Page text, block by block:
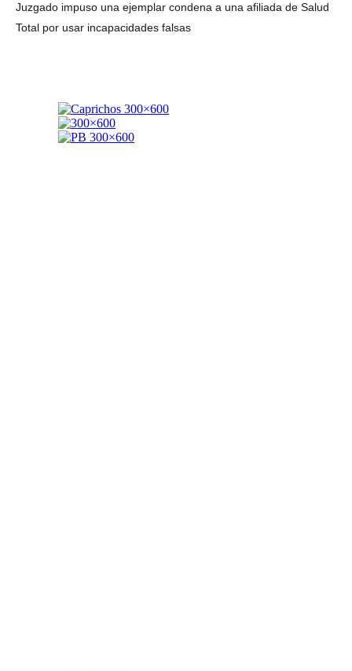
Juzgado impuso una ejemplar condena a una afiliada de Salud
Total por usar incapacidades falsas